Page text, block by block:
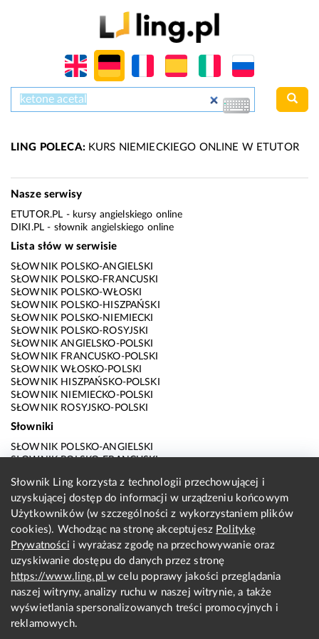
LING POLECA:KURS NIEMIECKIEGO ONLINE W ETUTOR
Nasze serwisy
ETUTOR.PL - kursy angielskiego online
DIKI.PL - słownik angielskiego online
Lista słów w serwisie
SŁOWNIK POLSKO-ANGIELSKI
SŁOWNIK POLSKO-FRANCUSKI
SŁOWNIK POLSKO-WŁOSKI
SŁOWNIK POLSKO-HISZPAŃSKI
SŁOWNIK POLSKO-NIEMIECKI
SŁOWNIK POLSKO-ROSYJSKI
SŁOWNIK ANGIELSKO-POLSKI
SŁOWNIK FRANCUSKO-POLSKI
SŁOWNIK WŁOSKO-POLSKI
SŁOWNIK HISZPAŃSKO-POLSKI
SŁOWNIK NIEMIECKO-POLSKI
SŁOWNIK ROSYJSKO-POLSKI
Słowniki
SŁOWNIK POLSKO-ANGIELSKI
SŁOWNIK POLSKO-FRANCUSKI
SŁOWNIK POLSKO-HISZPAŃSKI
SŁOWNIK POLSKO-NIEMIECKI
SŁOWNIK POLSKO-ROSYJSKI
SŁOWNIK ANGIELSKO-POLSKI
SŁOWNIK FRANCUSKO-POLSKI
SŁOWNIK WŁOSKO-POLSKI
SŁOWNIK HISZPAŃSKO-POLSKI
SŁOWNIK NIEMIECKO-POLSKI
SŁOWNIK ROSYJSKO-POLSKI
O nas
KONTAKT Z REDAKCJĄ
Słownik Ling korzysta z technologii przechowującej i
uzyskującej dostęp do informacji w urządzeniu końcowym
Użytkowników (w szczególności z wykorzystaniem plików
cookies). Wchodząc na stronę akceptujesz Politykę
Prywatności i wyrażasz zgodę na przechowywanie oraz
uzyskiwanie dostępu do danych przez stronę
https://www.ling.plw celu poprawy jakości przeglądania
naszej witryny, analizy ruchu w naszej witrynie, a także
wyświetlania spersonalizowanych treści promocyjnych i
reklamowych.